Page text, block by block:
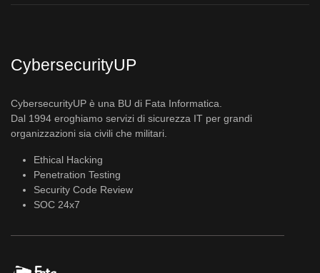
CybersecurityUP
CybersecurityUP è una BU di Fata Informatica.
Dal 1994 eroghiamo servizi di sicurezza IT per grandi
organizzazioni sia civili che militari.
Ethical Hacking
Penetration Testing
Security Code Review
SOC 24x7